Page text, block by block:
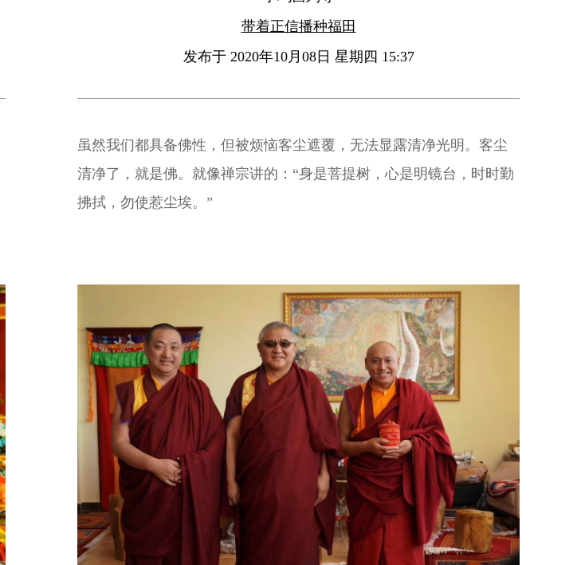
带着正信播种福田
发布于 2020年10月08日 星期四 15:37
虽然我们都具备佛性，但被烦恼客尘遮覆，无法显露清净光明。客尘
清净了，就是佛。就像禅宗讲的：“身是菩提树，心是明镜台，时时勤
拂拭，勿使惹尘埃。”